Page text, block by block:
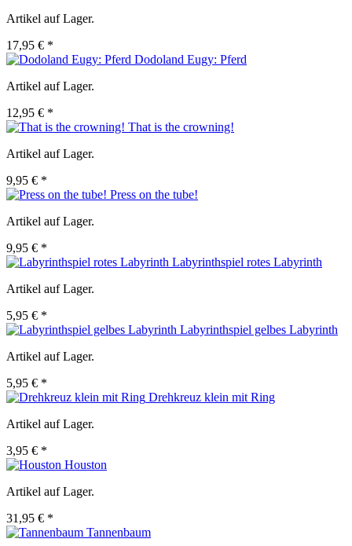
Artikel auf Lager.
17,95 € *
Dodoland Eugy: Pferd
Artikel auf Lager.
12,95 € *
That is the crowning!
Artikel auf Lager.
9,95 € *
Press on the tube!
Artikel auf Lager.
9,95 € *
Labyrinthspiel rotes Labyrinth
Artikel auf Lager.
5,95 € *
Labyrinthspiel gelbes Labyrinth
Artikel auf Lager.
5,95 € *
Drehkreuz klein mit Ring
Artikel auf Lager.
3,95 € *
Houston
Artikel auf Lager.
31,95 € *
Tannenbaum